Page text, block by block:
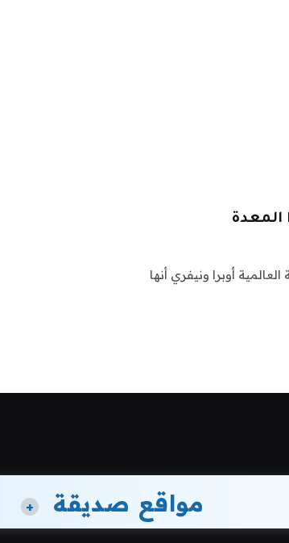
المعدة
أوبرا ونيفري أنها
مواقع صديقة +